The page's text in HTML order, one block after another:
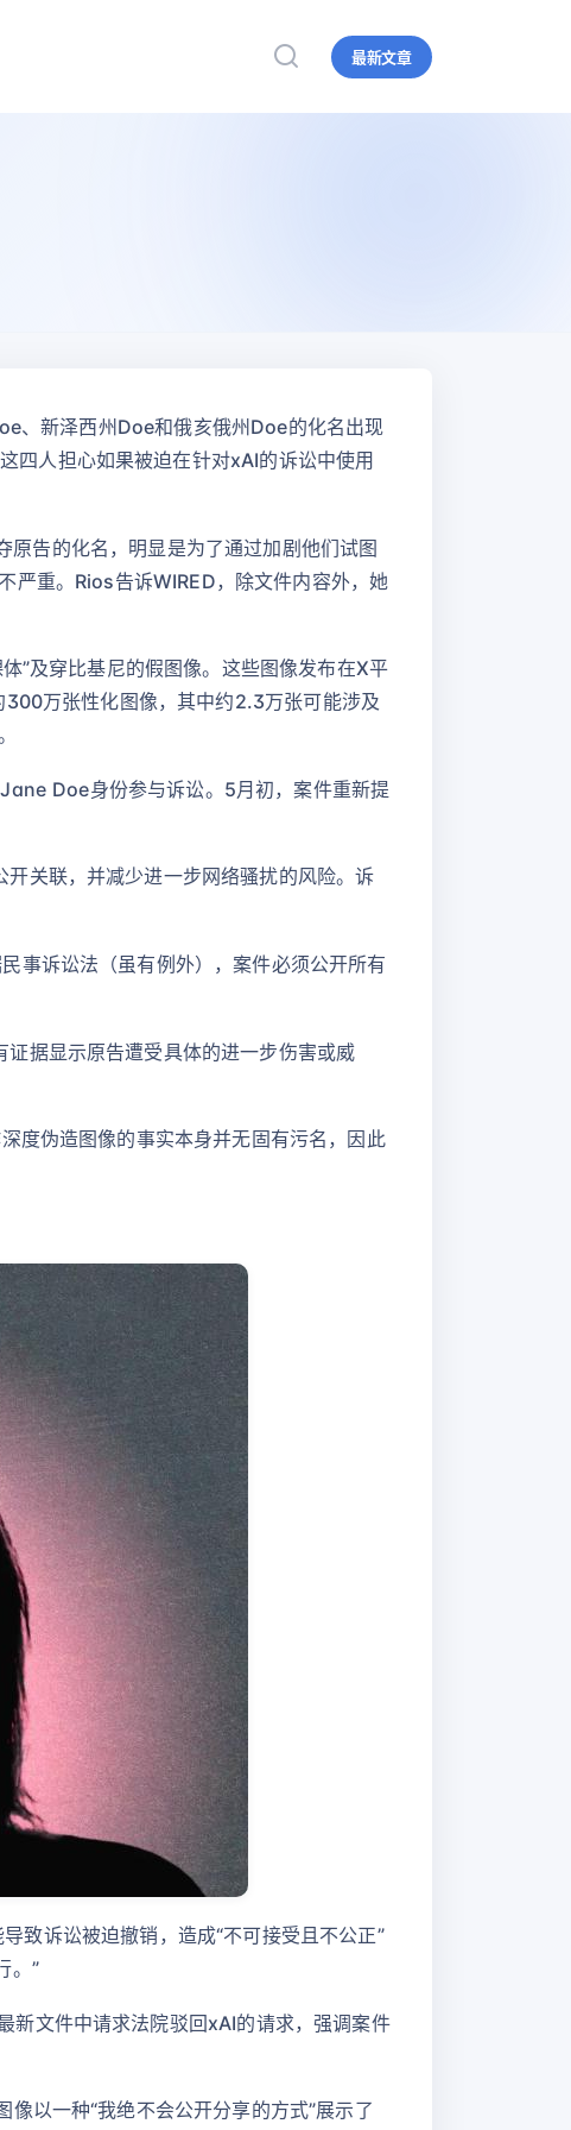
最新文章
、新泽西州Doe和俄亥俄州Doe的化名出现
人担心如果被迫在针对xAI的诉讼中使用
告的化名，明显是为了通过加剧他们试图
严重。Rios告诉WIRED，除文件内容外，她
”及穿比基尼的假图像。这些图像发布在X平
万张性化图像，其中约2.3万张可能涉及
Doe身份参与诉讼。5月初，案件重新提
关联，并减少进一步网络骚扰的风险。诉
事诉讼法（虽有例外），案件必须公开所有
据显示原告遭受具体的进一步伤害或威
度伪造图像的事实本身并无固有污名，因此
致诉讼被迫撤销，造成“不可接受且不公正”
。”
新文件中请求法院驳回xAI的请求，强调案件
以一种“我绝不会公开分享的方式”展示了